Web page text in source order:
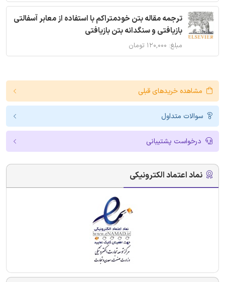
ترجمه مقاله بتن خودمتراکم با استفاده از معابر آسفالتی
بازیافتی و سنگدانه بتن بازیافتی
مبلغ: ۱۲۰,۰۰۰ تومان
مشاهده خریدهای قبلی
سوالات متداول
درخواست پشتیبانی
نماد اعتماد الکترونیکی